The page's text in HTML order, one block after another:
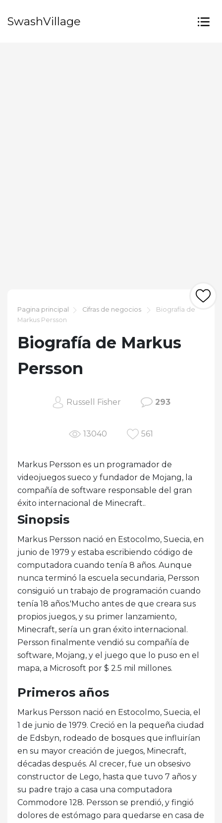
SwashVillage
Pagina principal Cifras de negocios
Biografía de
Markus Persson
Biografía de Markus
Persson
Russell Fisher 293
13040 561
Markus Persson es un programador de
videojuegos sueco y fundador de Mojang, la
compañía de software responsable del gran
éxito internacional de Minecraft..
Sinopsis
Markus Persson nació en Estocolmo, Suecia, en
junio de 1979 y estaba escribiendo código de
computadora cuando tenía 8 años. Aunque
nunca terminó la escuela secundaria, Persson
consiguió un trabajo de programación cuando
tenía 18 años.'Mucho antes de que creara sus
propios juegos, y su primer lanzamiento,
Minecraft, sería un gran éxito internacional.
Persson finalmente vendió su compañía de
software, Mojang, y el juego que lo puso en el
mapa, a Microsoft por $ 2.5 mil millones.
Primeros años
Markus Persson nació en Estocolmo, Suecia, el
1 de junio de 1979. Creció en la pequeña ciudad
de Edsbyn, rodeado de bosques que influirían
en su mayor creación de juegos, Minecraft,
décadas después. Al crecer, fue un obsesivo
constructor de Lego, hasta que tuvo 7 años y
su padre trajo a casa una computadora
Commodore 128. Persson se prendió, y fingió
dolores de estómago para quedarse en casa de